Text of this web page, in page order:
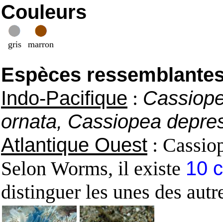
Couleurs
gris marron
Espèces
Indo-Pacifique :
ornata, Cassiopea
Atlantique Ouest :
Selon Worms, il existe 10
distinguer les unes des